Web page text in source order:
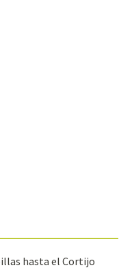
hasta el Cortijo